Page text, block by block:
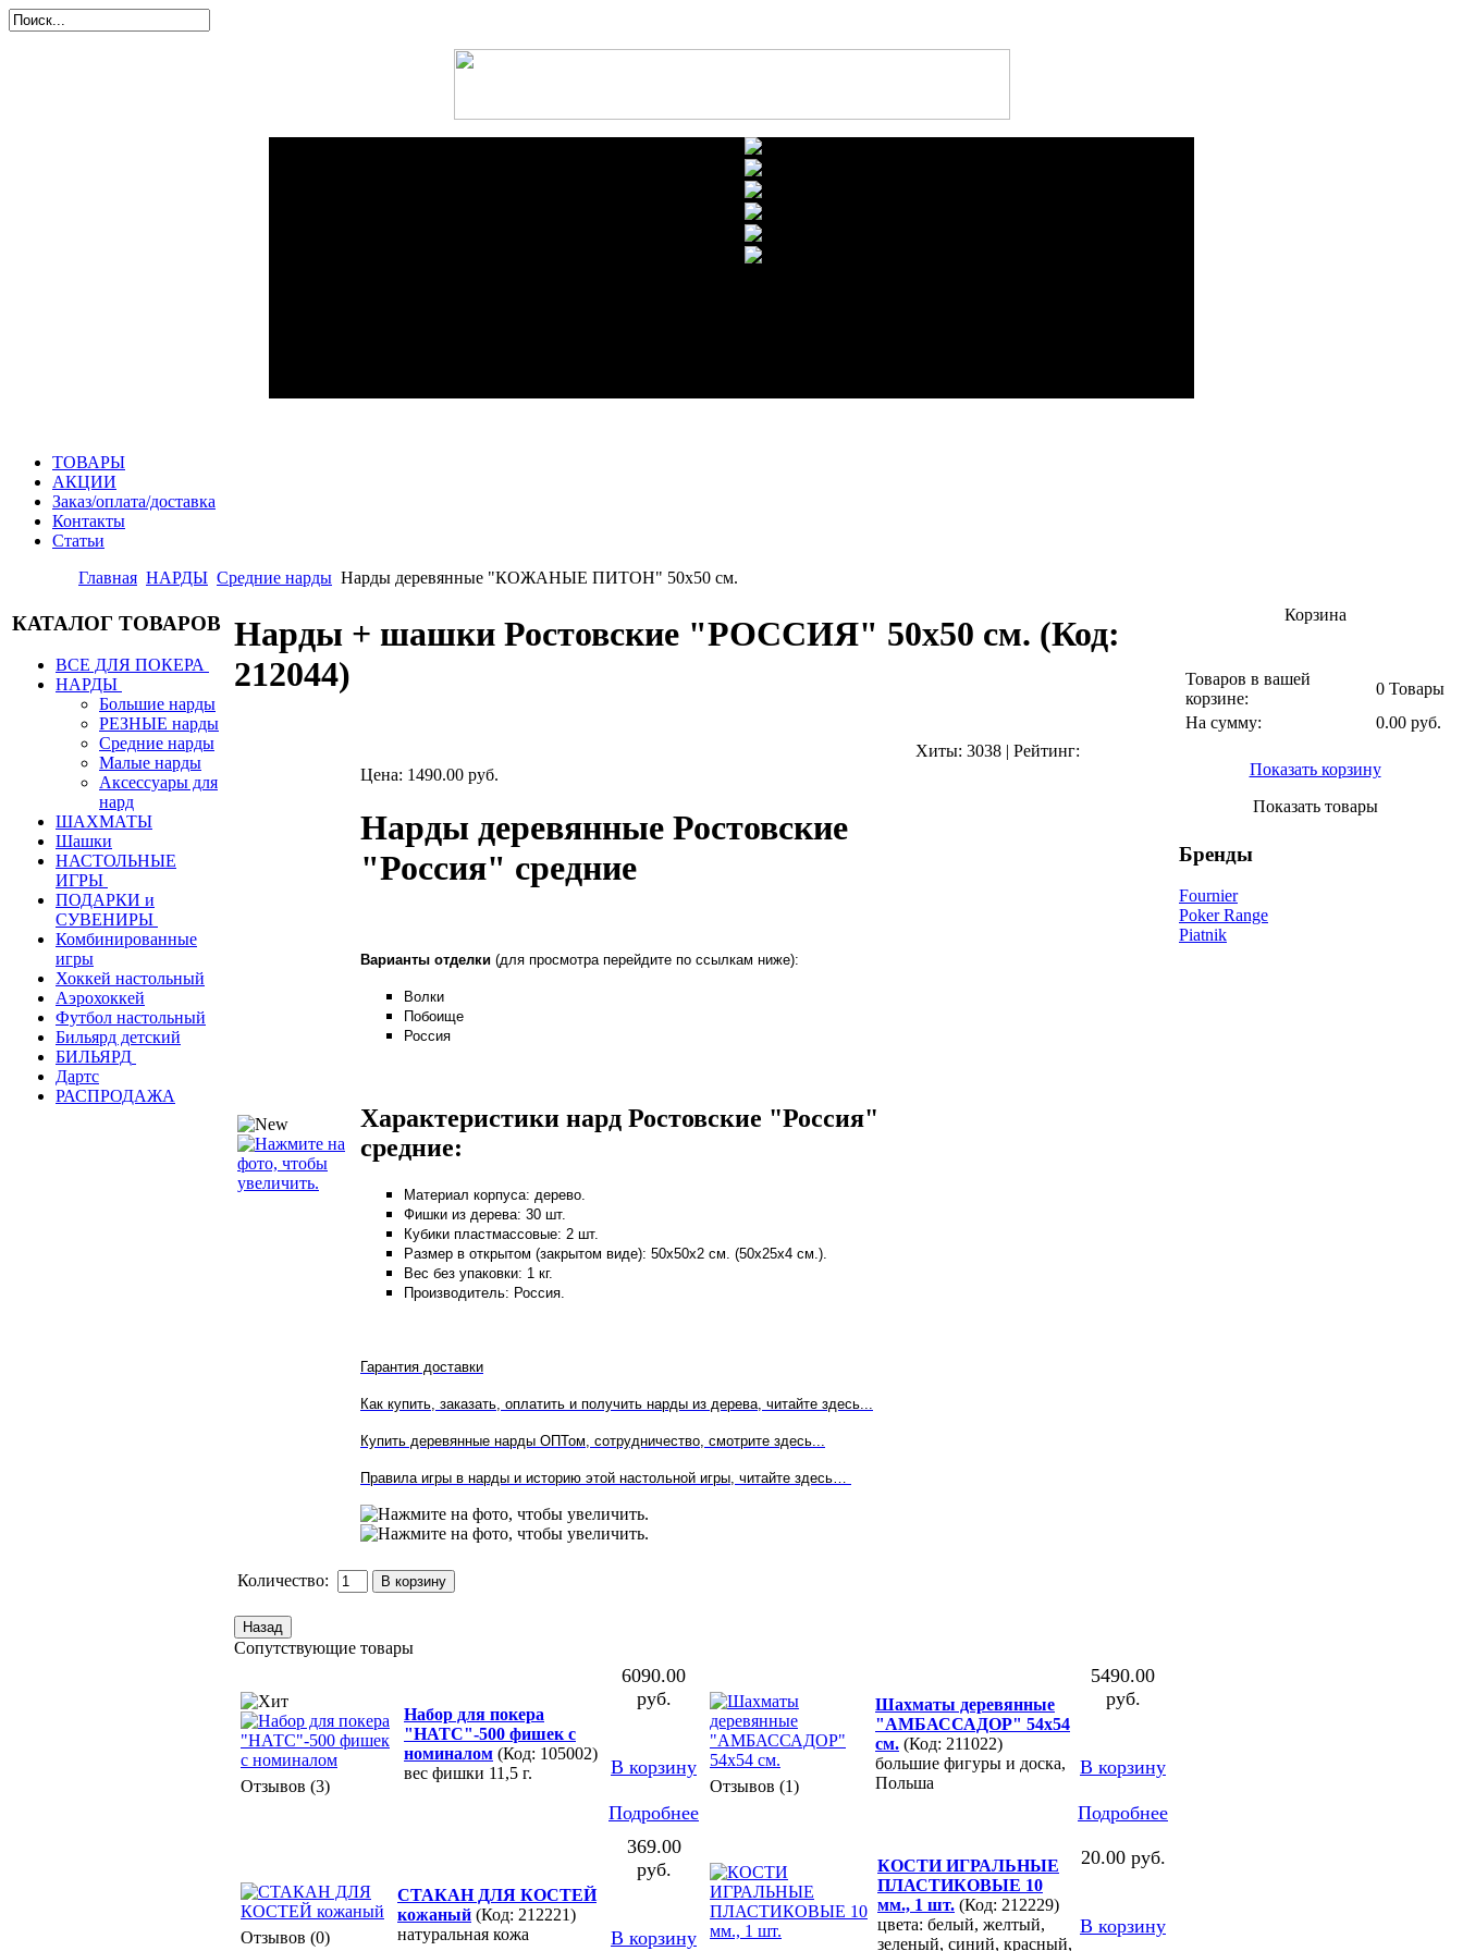
ТОВАРЫ
АКЦИИ
Заказ/оплата/доставка
Контакты
Статьи
Главная НАРДЫ Средние нарды Нарды деревянные "КОЖАНЫЕ ПИТОН" 50х50 см.
КАТАЛОГ ТОВАРОВ
ВСЕ ДЛЯ ПОКЕРА
НАРДЫ
Большие нарды
РЕЗНЫЕ нарды
Средние нарды
Малые нарды
Аксессуары для
нард
ШАХМАТЫ
Шашки
НАСТОЛЬНЫЕ
ИГРЫ
ПОДАРКИ и
СУВЕНИРЫ
Комбинированные
игры
Хоккей настольный
Аэрохоккей
Футбол настольный
Бильярд детский
БИЛЬЯРД
Дартс
РАСПРОДАЖА
Нарды + шашки Ростовские "РОССИЯ" 50х50 см. (Код:
212044)
Хиты: 3038 | Рейтинг:
Цена: 1490.00 руб.
Нарды деревянные Ростовские
"Россия" средние
Варианты отделки (для просмотра перейдите по ссылкам ниже):
Волки
Побоище
Россия
Характеристики нард Ростовские "Россия"
средние:
Материал корпуса: дерево.
Фишки из дерева: 30 шт.
Кубики пластмассовые: 2 шт.
Размер в открытом (закрытом виде): 50х50х2 см. (50х25х4 см.).
Вес без упаковки: 1 кг.
Производитель: Россия.
Гарантия доставки
Как купить, заказать, оплатить и получить нарды из дерева, читайте здесь...
Купить деревянные нарды ОПТом, сотрудничество, смотрите здесь...
Правила игры в нарды и историю этой настольной игры, читайте здесь…
Количество:
Сопутствующие товары
Отзывов (3)
Набор для покера
"НАТС"-500 фишек с
номиналом (Код: 105002)
вес фишки 11,5 г.
6090.00
руб.
В корзину
Подробнее
Отзывов (1)
Шахматы деревянные
"АМБАССАДОР" 54х54
см. (Код: 211022)
большие фигуры и доска,
Польша
5490.00
руб.
В корзину
Подробнее
Отзывов (0)
СТАКАН ДЛЯ КОСТЕЙ
кожаный (Код: 212221)
натуральная кожа
369.00
руб.
В корзину
КОСТИ ИГРАЛЬНЫЕ
ПЛАСТИКОВЫЕ 10
мм., 1 шт. (Код: 212229)
цвета: белый, желтый,
зеленый, синий, красный,
20.00 руб.
В корзину
Корзина
Товаров в вашей
корзине:
0 Товары
На сумму:
0.00 руб.
Показать корзину
Показать товары
Бренды
Fournier
Poker Range
Piatnik